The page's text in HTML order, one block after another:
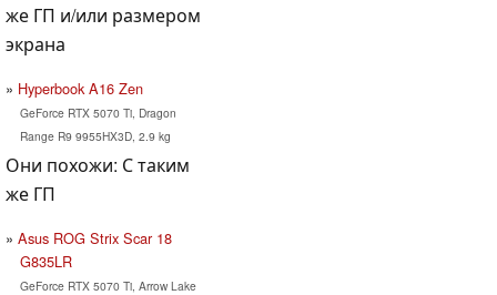
же ГП и/или размером
экрана
Hyperbook A16 Zen
GeForce RTX 5070 Ti, Dragon
Range R9 9955HX3D, 2.9 kg
Они похожи: С таким
же ГП
Asus ROG Strix Scar 18
G835LR
GeForce RTX 5070 Ti, Arrow Lake